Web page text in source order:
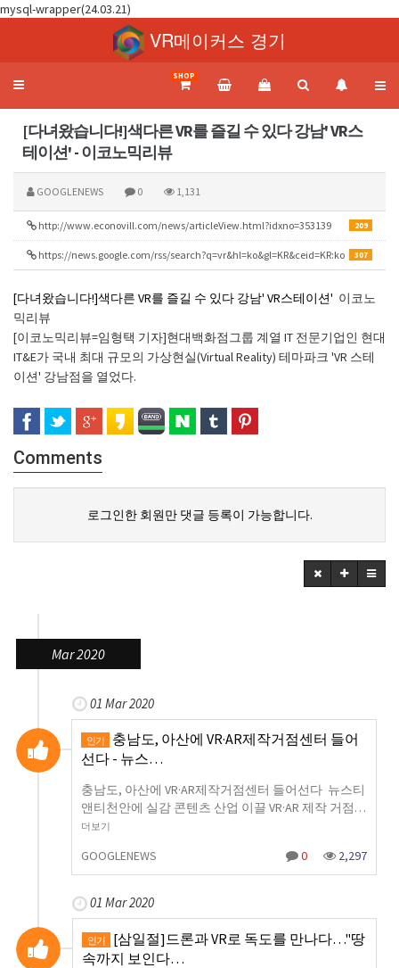
mysql-wrapper(24.03.21)
VR메이커스 경기
Toggle
SHOP
[다녀왔습니다!]색다른 VR를 즐길 수 있다 강남' VR스
테이션' - 이코노믹리뷰
GOOGLENEWS 0 1,131
209
http://www.econovill.com/news/articleView.html?idxno=353139
307
https://news.google.com/rss/search?q=vr&hl=ko&gl=KR&ceid=KR:ko
[다녀왔습니다!]색다른 VR를 즐길 수 있다 강남' VR스테이션' 이코노
믹리뷰
[이코노믹리뷰=임형택 기자]현대백화점그룹 계열 IT 전문기업인 현대
IT&E가 국내 최대 규모의 가상현실(Virtual Reality) 테마파크 'VR 스테
이션' 강남점을 열었다.
Comments
로그인한 회원만 댓글 등록이 가능합니다.
Mar 2020
01 Mar 2020
인기
충남도, 아산에 VR·AR제작거점센터 들어
선다 - 뉴스…
충남도, 아산에 VR·AR제작거점센터 들어선다 뉴스티
앤티천안에 실감 콘텐츠 산업 이끌 VR·AR 제작 거점…
더보기
GOOGLENEWS 0 2,297
01 Mar 2020
인기
[삼일절]드론과 VR로 독도를 만나다…"땅
속까지 보인다…